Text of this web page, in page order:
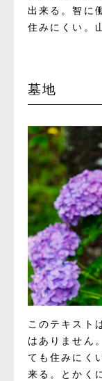
出来る。智に
住みにくい。
墓地
このテキスト
はありません
ても住みにく
来る。とかく